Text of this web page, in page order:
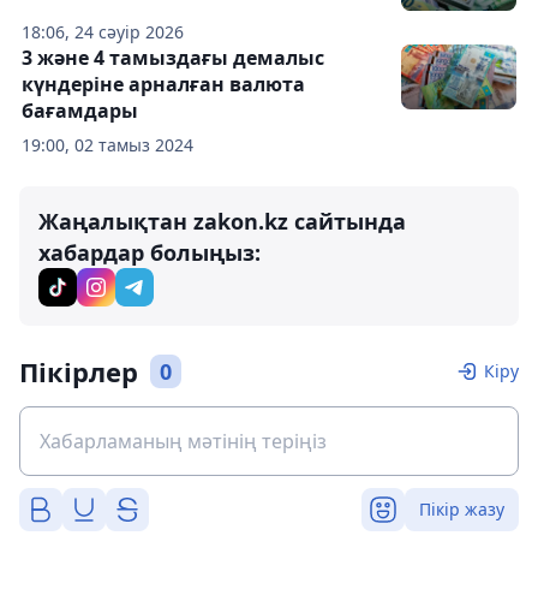
18:06, 24 сәуір 2026
19:00, 02 тамыз 2024
3 және 4 тамыздағы демалыс
күндеріне арналған валюта
бағамдары
Жаңалықтан zakon.kz сайтында
хабардар болыңыз:
Пікірлер 0 Кіру
Пікір жазу